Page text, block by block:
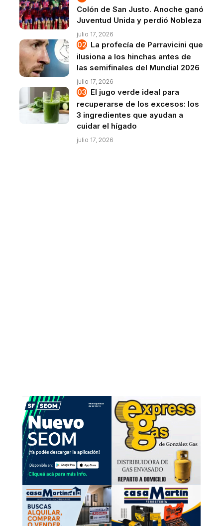
Colón de San Justo. Anoche ganó
Juventud Unida y perdió Nobleza
julio 17, 2026
La profecía de Parravicini que
ilusiona a los hinchas antes de
las semifinales del Mundial 2026
julio 17, 2026
El jugo verde ideal para
recuperarse de los excesos: los
3 ingredientes que ayudan a
cuidar el hígado
julio 17, 2026